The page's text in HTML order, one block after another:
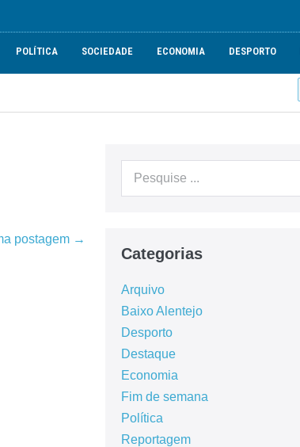
POLÍTICA SOCIEDADE ECONOMIA DESPORTO
postagem →
Categorias
Arquivo
Baixo Alentejo
Desporto
Destaque
Economia
Fim de semana
Política
Reportagem